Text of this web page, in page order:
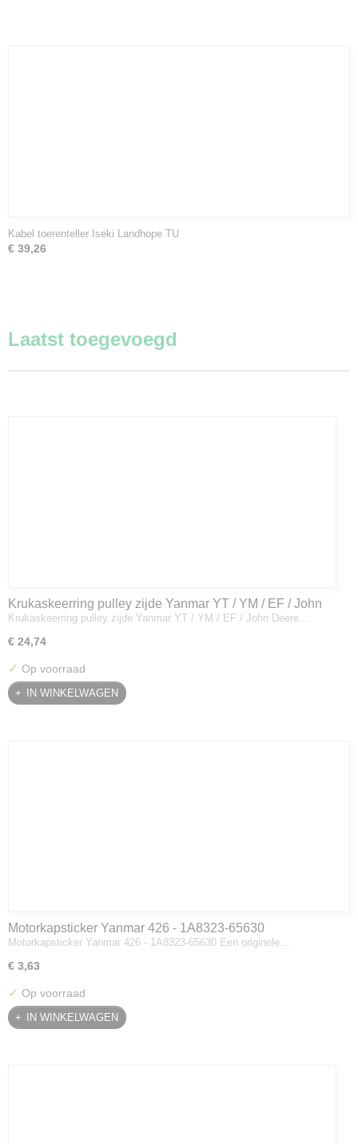
Kabel toerenteller Iseki Landhope TU
€ 39,26
Laatst toegevoegd
Krukaskeerring pulley zijde Yanmar YT / YM / EF / John
Deere - 119934-01800
Krukaskeerring pulley zijde Yanmar YT / YM / EF / John Deere…
€ 24,74
✓ Op voorraad
IN WINKELWAGEN
Motorkapsticker Yanmar 426 - 1A8323-65630
Motorkapsticker Yanmar 426 - 1A8323-65630 Een originele…
€ 3,63
✓ Op voorraad
IN WINKELWAGEN